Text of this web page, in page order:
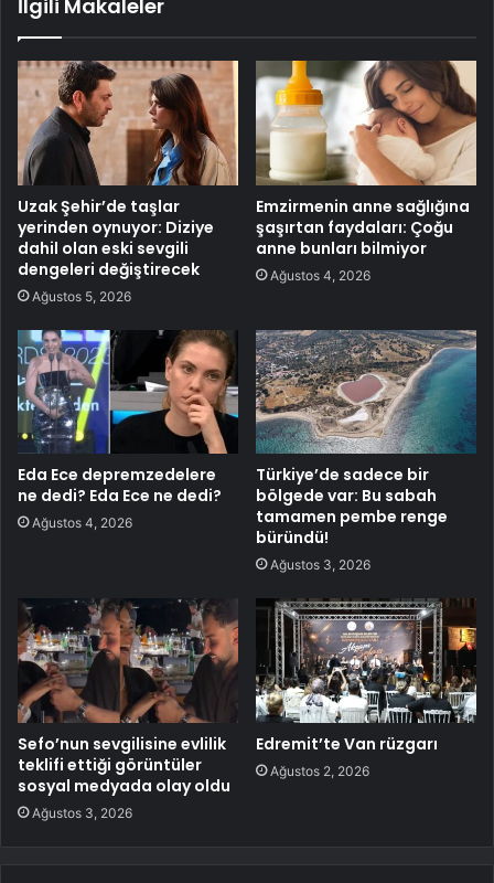
İlgili Makaleler
Uzak Şehir’de taşlar
yerinden oynuyor: Diziye
dahil olan eski sevgili
dengeleri değiştirecek
Ağustos 5, 2026
Emzirmenin anne sağlığına
şaşırtan faydaları: Çoğu
anne bunları bilmiyor
Ağustos 4, 2026
Eda Ece depremzedelere
ne dedi? Eda Ece ne dedi?
Ağustos 4, 2026
Türkiye’de sadece bir
bölgede var: Bu sabah
tamamen pembe renge
büründü!
Ağustos 3, 2026
Sefo’nun sevgilisine evlilik
teklifi ettiği görüntüler
sosyal medyada olay oldu
Ağustos 3, 2026
Edremit’te Van rüzgarı
Ağustos 2, 2026